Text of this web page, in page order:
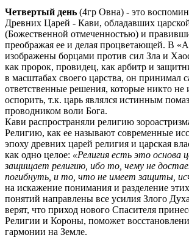
Четвертый день (4гр Овна) - это
Древних Царей - Кави, обладавших
(Божественной отмеченностью) и
преображая ее и делая процветающей. В
изображены борцами против сил Зла и
как пророк, провидец, как арбитр и
в масштабах своего царства, он принимал
ответственные решения, которые никто не
оспорить, т.к. царь являлся истинным
проводником воли Бога.
Кави распространяли религию
Религию, как ее называют современные
эпоху древних царей религия и царская
как одно целое: «Религия есть это основа
защищает религию, ибо то, чему не
погибнуть, и то, что не имеет защиты,
на искажение понимания и разделение
понятий направлены все усилия Злого
верят, что приход нового Спасителя
Религии и Короны, поможет
гармонии на Земле.